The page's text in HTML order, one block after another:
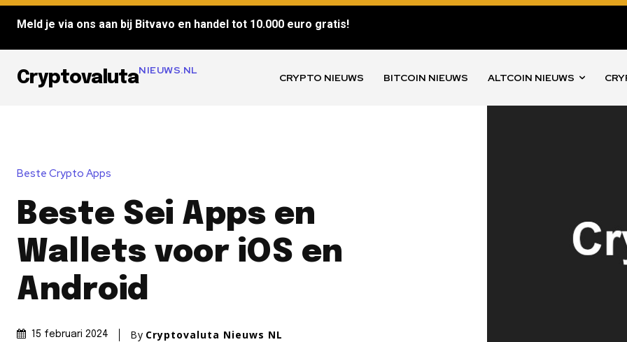
Meld je via ons aan bij Bitvavo en handel tot 10.000 euro gratis!
CryptovalutaNIEUWS.NL
CRYPTO NIEUWS BITCOIN NIEUWS ALTCOIN NIEUWS
Beste Crypto Apps
Beste Sei Apps en
Wallets voor iOS en
Android
15 februari 2024 By Cryptovaluta Nieuws NL